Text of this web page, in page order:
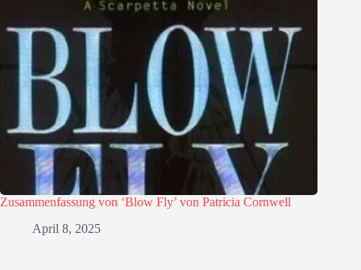
Zusammenfassung von ‘Blow Fly’ von Patricia Cornwell
April 8, 2025